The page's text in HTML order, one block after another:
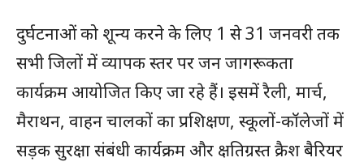
दुर्घटनाओं को शून्य करने के लिए 1 से 31 जनवरी तक
सभी जिलों में व्यापक स्तर पर जन जागरूकता
कार्यक्रम आयोजित किए जा रहे हैं। इसमें रैली, मार्च,
मैराथन, वाहन चालकों का प्रशिक्षण, स्कूलों-कॉलेजों में
सड़क सुरक्षा संबंधी कार्यक्रम और क्षतिग्रस्त क्रैश बैरियर